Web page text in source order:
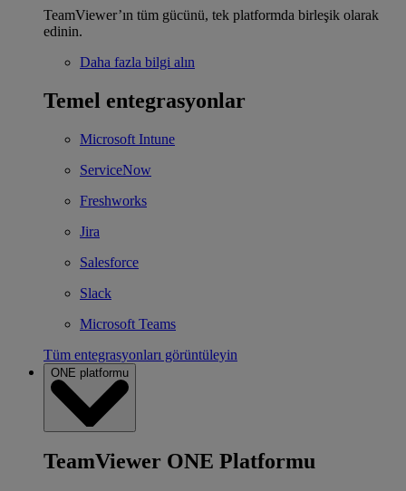
TeamViewer’ın tüm gücünü, tek platformda birleşik olarak
edinin.
Daha fazla bilgi alın
Temel entegrasyonlar
Microsoft Intune
ServiceNow
Freshworks
Jira
Salesforce
Slack
Microsoft Teams
Tüm entegrasyonları görüntüleyin
ONE platformu
TeamViewer ONE Platformu